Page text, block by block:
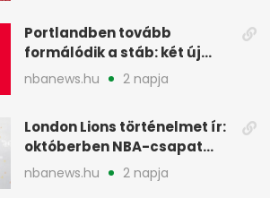
Portlandben tovább
formálódik a stáb: két új
szakember a Blazersnél
nbanews.hu 2 napja
London Lions történelmet ír:
októberben NBA-csapat
ellen lép pályára
nbanews.hu 2 napja